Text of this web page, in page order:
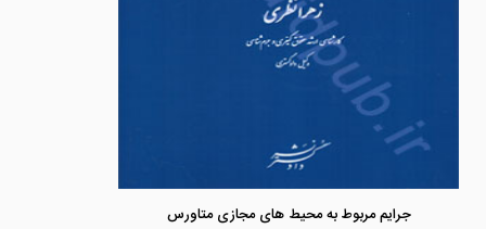
جرایم مربوط به محیط های مجازی متاورس